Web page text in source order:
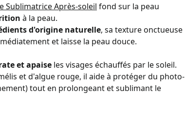
Sublimatrice Après-soleil fond sur la peau
à la peau.
d'origine naturelle, sa texture onctueuse
et laisse la peau douce.
et apaise les visages échauffés par le soleil.
et d'algue rouge, il aide à protéger du photo-
tout en prolongeant et sublimant le